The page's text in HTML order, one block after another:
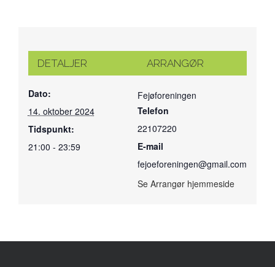
DETALJER
Dato:
14. oktober 2024
Tidspunkt:
21:00 - 23:59
ARRANGØR
Fejøforeningen
Telefon
22107220
E-mail
fejoeforeningen@gmail.com
Se Arrangør hjemmeside